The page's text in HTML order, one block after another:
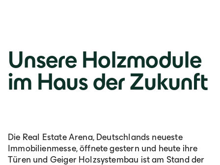
Unsere Holzmodule
im Haus der Zukunft
Die Real Estate Arena, Deutschlands neueste
Immobilienmesse, öffnete gestern und heute ihre
Türen und Geiger Holzsystembau ist am Stand der
Lb. română